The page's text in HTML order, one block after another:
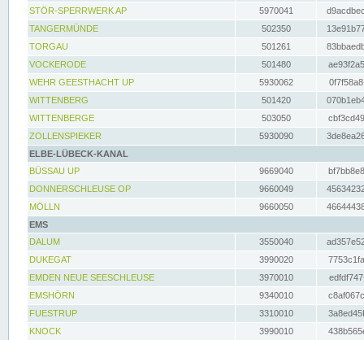
STÖR-SPERRWERK AP 5970041
TANGERMÜNDE
502350
TORGAU
501261
VOCKERODE
501480
WEHR GEESTHACHT UP
5930062
WITTENBERG
501420
WITTENBERGE
503050
ZOLLENSPIEKER
5930090
ELBE-LÜBECK-KANAL
BÜSSAU UP
9669040
DONNERSCHLEUSE OP
9660049
MÖLLN
9660050
EMS
DALUM
3550040
DUKEGAT
3990020
EMDEN NEUE SEESCHLEUSE
3970010
EMSHÖRN
9340010
FUESTRUP
3310010
KNOCK
3990010